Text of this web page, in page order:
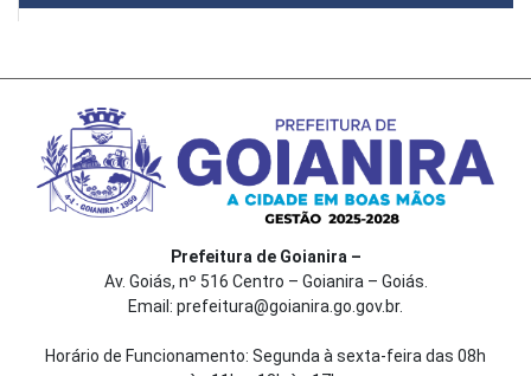
Prefeitura de Goianira –
Av. Goiás, nº 516 Centro – Goianira – Goiás.
Email: prefeitura@goianira.go.gov.br.
Horário de Funcionamento: Segunda à sexta-feira das 08h